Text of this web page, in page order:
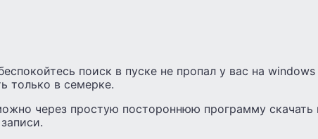
поиск в пуске не пропал у вас на
только в семерке.
через простую постороннюю программу